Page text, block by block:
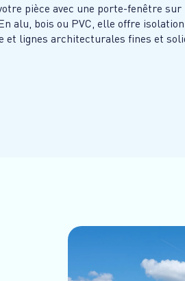
pièce avec une porte-fenêtre
alu, bois ou PVC, elle offre
et lignes architecturales fines et